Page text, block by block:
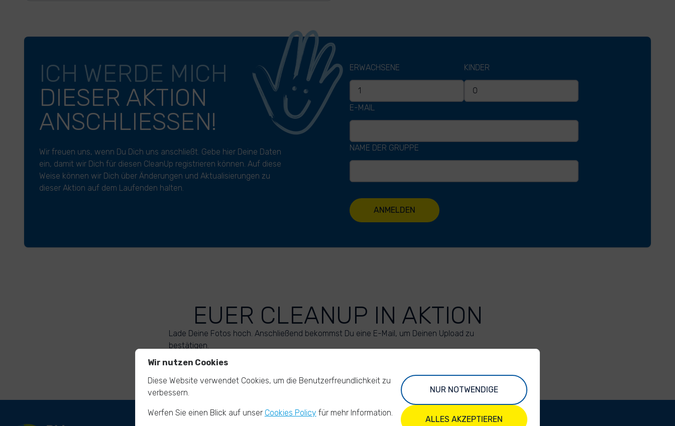
ICH WERDE MICH
DIESER AKTION
ANSCHLIESSEN!
Wir freuen uns, wenn Du Dich uns anschließt. Gebe hier Deine Daten
ein, damit wir Dich für diesen CleanUp registrieren können. Auf diese
Weise können wir Dich über Änderungen und Aktualisierungen zu
dieser Aktion auf dem Laufenden halten.
ERWACHSENE KINDER
E-MAIL
NAME DER GRUPPE
ANMELDEN
EUER CLEANUP IN AKTION
Lade Deine Fotos hoch. Anschließend bekommst Du eine E-Mail, um Deinen Upload zu
bestätigen.
Wir nutzen Cookies
Diese Website verwendet Cookies, um die Benutzerfreundlichkeit zu
verbessern.
Werfen Sie einen Blick auf unser Cookies Policy für mehr Information.
NUR NOTWENDIGE
ALLES AKZEPTIEREN